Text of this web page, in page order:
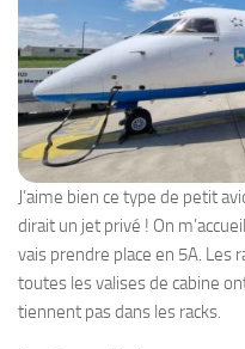
J’aime bien ce type de petit
dirait un jet privé ! On
vais prendre place en 5A. Les
toutes les valises de cabine
tiennent pas dans les racks.